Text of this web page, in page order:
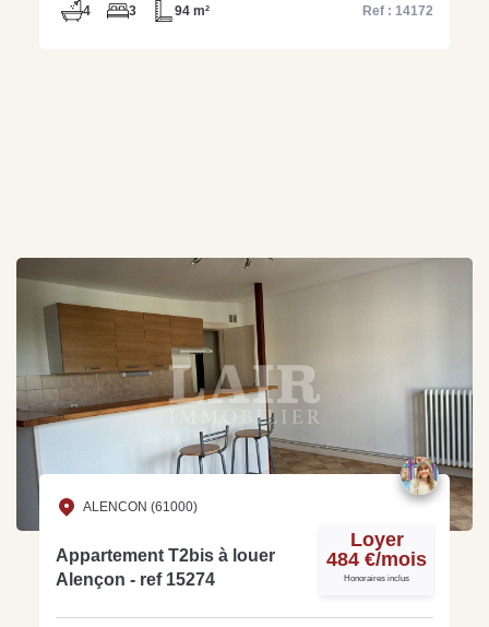
4 3 94 m² Ref : 14172
ALENCON (61000)
Appartement T2bis à louer
Alençon - ref 15274
Loyer
484 €/mois
Honoraires inclus